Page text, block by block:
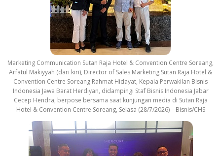
Marketing Communication Sutan Raja Hotel & Convention Centre Soreang,
Arfatul Makiyyah (dari kiri), Director of Sales Marketing Sutan Raja Hotel &
Convention Centre Soreang Rahmat Hidayat, Kepala Perwakilan Bisnis
Indonesia Jawa Barat Herdiyan, didampingi Staf Bisnis Indonesia Jabar
Cecep Hendra, berpose bersama saat kunjungan media di Sutan Raja
Hotel & Convention Centre Soreang, Selasa (28/7/2026) – Bisnis/CHS